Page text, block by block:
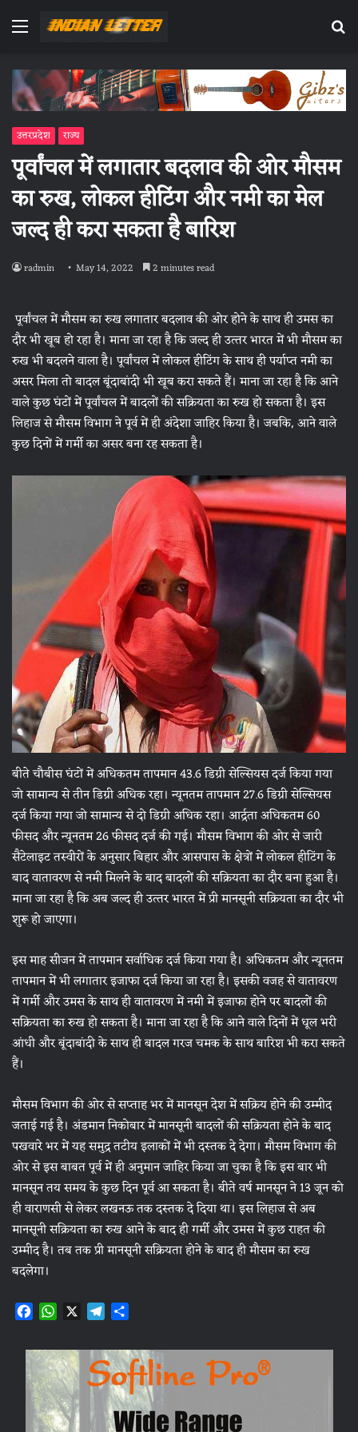
Menu
उत्तरप्रदेश राज्य
पूर्वांचल में लगातार बदलाव की ओर मौसम
का रुख, लोकल हीटिंग और नमी का मेल
जल्‍द ही करा सकता है बारिश
radmin May 14, 2022 2 minutes read
पूर्वांचल में मौसम का रुख लगातार बदलाव की ओर होने के साथ ही उमस का
दौर भी खूब हो रहा है। माना जा रहा है कि जल्‍द ही उत्‍तर भारत में भी मौसम का
रुख भी बदलने वाला है। पूर्वांचल में लोकल हीटिंग के साथ ही पर्याप्‍त नमी का
असर मिला तो बादल बूंदाबांदी भी खूब करा सकते हैं। माना जा रहा है कि आने
वाले कुछ घंटों में पूर्वांचल में बादलों की सक्रियता का रुख हो सकता है। इस
लिहाज से मौसम विभाग ने पूर्व में ही अंदेशा जाहिर किया है। जबकि, आने वाले
कुछ दिनों में गर्मी का असर बना रह सकता है।
बीते चौबीस घंटों में अधिकतम तापमान 43.6 डिग्री सेल्सियस दर्ज किया गया
जो सामान्‍य से तीन डिग्री अधिक रहा। न्‍यूनतम तापमान 27.6 डिग्री सेल्सियस
दर्ज किया गया जो सामान्‍य से दो डिग्री अधिक रहा। आर्द्रता अधिकतम 60
फीसद और न्‍यूनतम 26 फीसद दर्ज की गई। मौसम विभाग की ओर से जारी
सैटेलाइट तस्‍वीरों के अनुसार बिहार और आसपास के क्षेत्रों में लोकल हीटिंग के
बाद वातावरण से नमी मिलने के बाद बादलों की सक्रियता का दौर बना हुआ है।
माना जा रहा है कि अब जल्‍द ही उत्‍तर भारत में प्री मानसूनी सक्रियता का दौर भी
शुरू हो जाएगा।
इस माह सीजन में तापमान सर्वाधिक दर्ज किया गया है। अधिकतम और न्‍यूनतम
तापमान में भी लगातार इजाफा दर्ज किया जा रहा है। इसकी वजह से वातावरण
में गर्मी और उमस के साथ ही वातावरण में नमी में इजाफा होने पर बादलों की
सक्रियता का रुख हो सकता है। माना जा रहा है कि आने वाले दिनों में धूल भरी
आंधी और बूंदाबांदी के साथ ही बादल गरज चमक के साथ बारिश भी करा सकते
हैं।
मौसम विभाग की ओर से सप्‍ताह भर में मानसून देश में सक्रिय होने की उम्‍मीद
जताई गई है। अंडमान निकोबार में मानसूनी बादलों की सक्रियता होने के बाद
पखवारे भर में यह समुद्र तटीय इलाकों में भी दस्‍तक दे देगा। मौसम विभाग की
ओर से इस बाबत पूर्व में ही अनुमान जाहिर किया जा चुका है कि इस बार भी
मानसून तय समय के कुछ दिन पूर्व आ सकता है। बीते वर्ष मानसून ने 13 जून को
ही वाराणसी से लेकर लखनऊ तक दस्‍तक दे दिया था। इस लिहाज से अब
मानसूनी सक्रियता का रुख आने के बाद ही गर्मी और उमस में कुछ राहत की
उम्‍मीद है। तब तक प्री मानसूनी सक्रियता होने के बाद ही मौसम का रुख
बदलेगा।
F
c
e
b
o
o
W
a
t
s
A
p
X T
l
e
g
r
a
a
r
e